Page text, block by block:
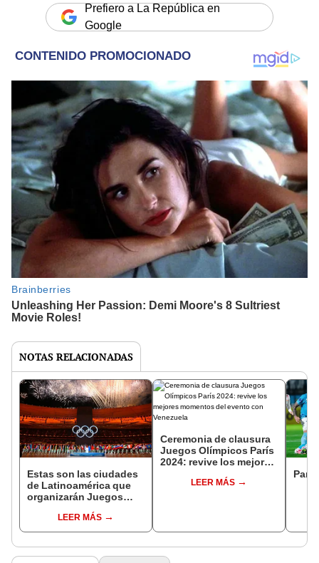
Prefiero a La República en
Google
NOTAS RELACIONADAS
Estas son las ciudades
de Latinoamérica que
organizarán Juegos
próximos años, según
la IA
LEER MÁS
Ceremonia de clausura
Juegos Olímpicos París
2024: revive los mejores
con Venezuela
LEER MÁS